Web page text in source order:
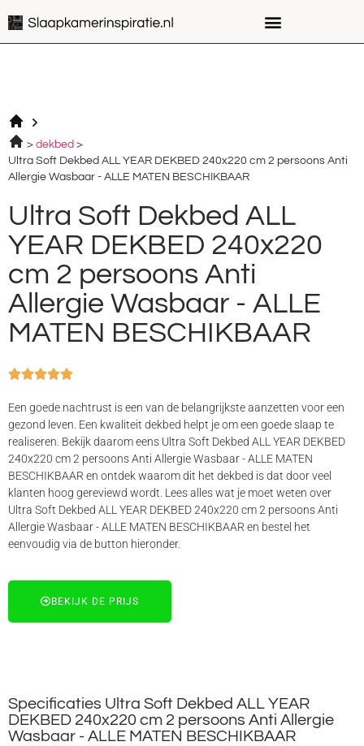
dekbed
Ultra Soft Dekbed ALL YEAR DEKBED 240x220 cm 2 persoons Anti
Allergie Wasbaar - ALLE MATEN BESCHIKBAAR
Ultra Soft Dekbed ALL
YEAR DEKBED 240x220
cm 2 persoons Anti
Allergie Wasbaar - ALLE
MATEN BESCHIKBAAR

Een goede nachtrust is een van de belangrijkste aanzetten voor een
gezond leven. Een kwaliteit dekbed helpt je om een goede slaap te
realiseren. Bekijk daarom eens Ultra Soft Dekbed ALL YEAR DEKBED
240x220 cm 2 persoons Anti Allergie Wasbaar - ALLE MATEN
BESCHIKBAAR en ontdek waarom dit het dekbed is dat door veel
klanten hoog gereviewd wordt. Lees alles wat je moet weten over
Ultra Soft Dekbed ALL YEAR DEKBED 240x220 cm 2 persoons Anti
Allergie Wasbaar - ALLE MATEN BESCHIKBAAR en bestel het
eenvoudig via de button hieronder.
BEKIJK DE PRIJS
Specificaties Ultra Soft Dekbed ALL YEAR
DEKBED 240x220 cm 2 persoons Anti Allergie
Wasbaar - ALLE MATEN BESCHIKBAAR